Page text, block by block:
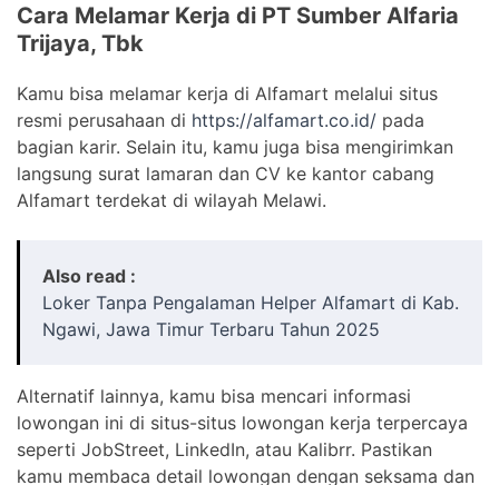
Cara Melamar Kerja di PT Sumber Alfaria
Trijaya, Tbk
Kamu bisa melamar kerja di Alfamart melalui situs
resmi perusahaan di https://alfamart.co.id/ pada
bagian karir. Selain itu, kamu juga bisa mengirimkan
langsung surat lamaran dan CV ke kantor cabang
Alfamart terdekat di wilayah Melawi.
Also read :
Loker Tanpa Pengalaman Helper Alfamart di Kab.
Ngawi, Jawa Timur Terbaru Tahun 2025
Alternatif lainnya, kamu bisa mencari informasi
lowongan ini di situs-situs lowongan kerja terpercaya
seperti JobStreet, LinkedIn, atau Kalibrr. Pastikan
kamu membaca detail lowongan dengan seksama dan